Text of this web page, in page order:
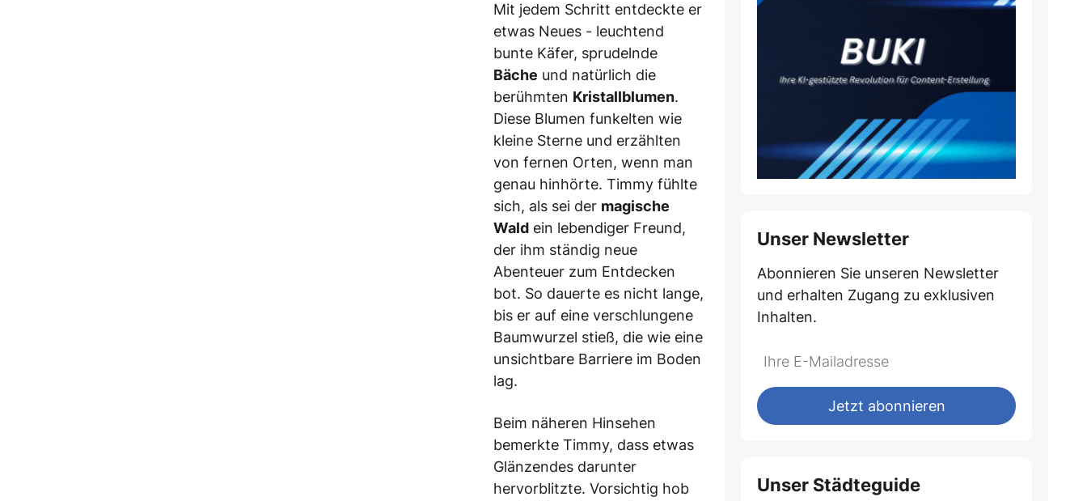
Mit jedem Schritt entdeckte er
etwas Neues - leuchtend
bunte Käfer, sprudelnde
Bäche und natürlich die
berühmten Kristallblumen.
Diese Blumen funkelten wie
kleine Sterne und erzählten
von fernen Orten, wenn man
genau hinhörte. Timmy fühlte
sich, als sei der magische
Wald ein lebendiger Freund,
der ihm ständig neue
Abenteuer zum Entdecken
bot. So dauerte es nicht lange,
bis er auf eine verschlungene
Baumwurzel stieß, die wie eine
unsichtbare Barriere im Boden
lag.
Beim näheren Hinsehen
bemerkte Timmy, dass etwas
Glänzendes darunter
hervorblitzte. Vorsichtig hob
Unser Newsletter
Abonnieren Sie unseren Newsletter
und erhalten Zugang zu exklusiven
Inhalten.
Do
fill
this
*Ihre
Mailadresse:Jetzt abonnieren
Unser Städteguide